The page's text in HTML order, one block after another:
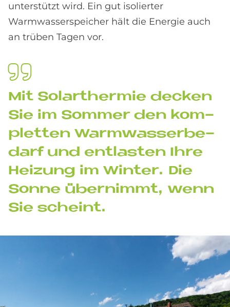
unterstützt wird. Ein gut isolierter
Warmwasserspeicher hält die Energie auch
an trüben Tagen vor.
Mit So­lar­ther­mie decken
Sie im Som­mer den kom­
plet­ten Warm­was­ser­be­
darf und ent­la­sten Ihre
Hei­zung im Win­ter. Die
Son­ne über­nim­mt, wenn
Sie scheint.